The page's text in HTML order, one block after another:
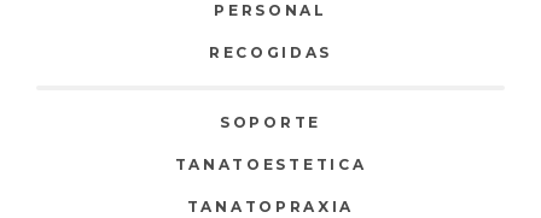
PERSONAL
RECOGIDAS
SOPORTE
TANATOESTETICA
TANATOPRAXIA